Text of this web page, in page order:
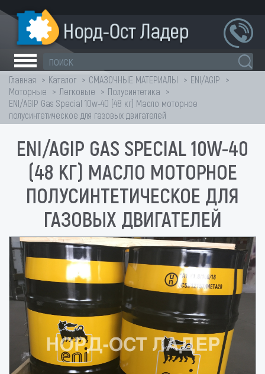
Главная Каталог СМАЗОЧНЫЕ МАТЕРИАЛЫ
ENI/AGIP
Моторные
Легковые
Полусинтетика
ENI/AGIP Gas Special 10w-40 (48 кг) Масло моторное
полусинтетическое для газовых двигателей
ENI/AGIP GAS SPECIAL 10W-40
(48 КГ) МАСЛО МОТОРНОЕ
ПОЛУСИНТЕТИЧЕСКОЕ ДЛЯ
ГАЗОВЫХ ДВИГАТЕЛЕЙ